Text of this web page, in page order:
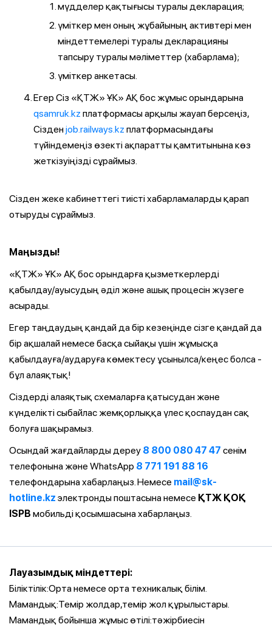
мүдделер қақтығысы туралы декларация;
үміткер мен оның жұбайының активтері мен
міндеттемелері туралы декларацияны
тапсыру туралы мәліметтер (хабарлама);
үміткер анкетасы.
Егер Сіз «ҚТЖ» ҰК» АҚ бос жұмыс орындарына
qsamruk.kz платформасы арқылы жауап берсеңіз,
Сізденjob.railways.kz платформасындағы
түйіндемеңіз өзекті ақпаратты қамтитынына көз
жеткізуіңізді сұраймыз.
Сізден жеке кабинеттегі тиісті хабарламаларды қарап
отыруды сұраймыз.
Маңызды!
«ҚТЖ» ҰК» АҚ бос орындарға қызметкерлерді
қабылдау/ауысудың әділ және ашық процесін жүзеге
асырады.
Егер таңдаудың қандай да бір кезеңінде сізге қандай да
бір ақшалай немесе басқа сыйақы үшін жұмысқа
қабылдауға/аударуға көмектесу ұсынылса/кеңес болса -
бұл алаяқтық!
Сіздерді алаяқтық схемаларға қатысудан және
күнделікті сыбайлас жемқорлыққа үлес қоспаудан сақ
болуға шақырамыз.
Осындай жағдайларды дереу 8 800 080 47 47 сенім
телефонына және WhatsApp 8 771 191 88 16
телефондарына хабарлаңыз. Немесе mail@sk-
hotline.kz электронды поштасына немесе ҚТЖ ҚОҚ
ISPB мобильді қосымшасына хабарлаңыз.
Лауазымдық міндеттері:
Біліктілік:Орта немесе орта техникалық білім.
Мамандық:Темір жолдар,темір жол құрылыстары.
Мамандық бойынша жұмыс өтілі:тәжірбиесін